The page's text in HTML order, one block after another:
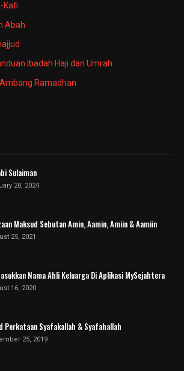
Kafi
Abah
Ibadah Haji dan Umrah
Ramadhan
Sulaiman
20, 2024
Maksud Sebutan Amin, Aamin, Amiin & Aamiin
25, 2021
Nama Ahli Keluarga Di Aplikasi MySejahtera
16, 2020
Perkataan Syafakallah & Syafahallah
25, 2019